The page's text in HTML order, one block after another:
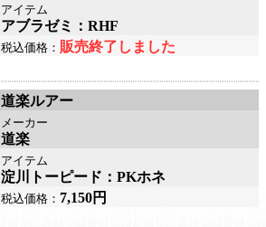
アイテム
アブラゼミ：RHF
税込価格： 販売終了しました
道楽ルアー
メーカー
道楽
アイテム
淀川トーピード：PKホネ
税込価格： 7,150円